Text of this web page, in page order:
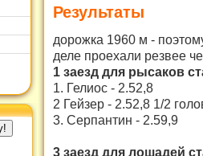
Результаты
дорожка 1960 м -
деле проехали резвее
1 заезд для рысаков
1. Гелиос - 2.52,8
2 Гейзер - 2.52,8 1/2
3. Серпантин - 2.59,9
3 заезд для лошадей